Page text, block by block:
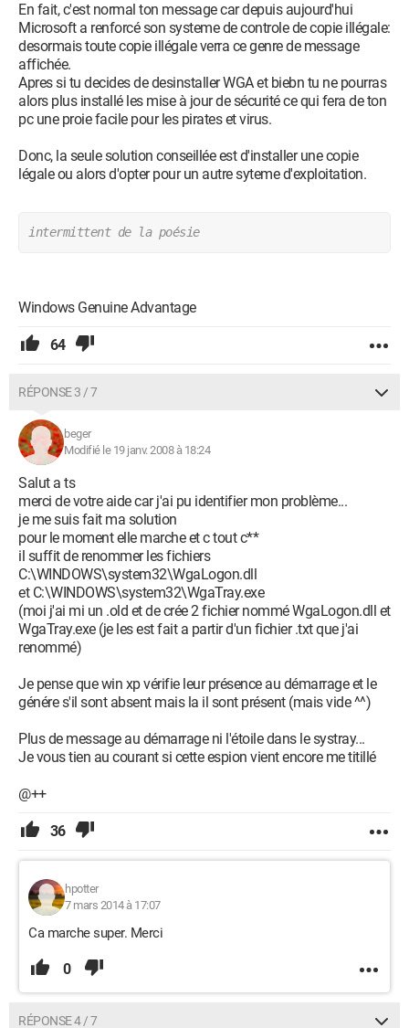
En fait, c'est normal ton message car depuis aujourd'hui
Microsoft a renforcé son systeme de controle de copie illégale:
desormais toute copie illégale verra ce genre de message
affichée.
Apres si tu decides de desinstaller WGA et biebn tu ne pourras
alors plus installé les mise à jour de sécurité ce qui fera de ton
pc une proie facile pour les pirates et virus.
Donc, la seule solution conseillée est d'installer une copie
légale ou alors d'opter pour un autre syteme d'exploitation.
intermittent de la poésie
Windows Genuine Advantage
64
RÉPONSE 3 / 7
beger
Modifié le 19 janv. 2008 à 18:24
Salut a ts
merci de votre aide car j'ai pu identifier mon problème...
je me suis fait ma solution
pour le moment elle marche et c tout c**
il suffit de renommer les fichiers
C:\WINDOWS\system32\WgaLogon.dll
et C:\WINDOWS\system32\WgaTray.exe
(moi j'ai mi un .old et de crée 2 fichier nommé WgaLogon.dll et
WgaTray.exe (je les est fait a partir d'un fichier .txt que j'ai
renommé)
Je pense que win xp vérifie leur présence au démarrage et le
génére s'il sont absent mais la il sont présent (mais vide ^^)
Plus de message au démarrage ni l'étoile dans le systray...
Je vous tien au courant si cette espion vient encore me titillé
@++
36
hpotter
7 mars 2014 à 17:07
Ca marche super. Merci
0
RÉPONSE 4 / 7